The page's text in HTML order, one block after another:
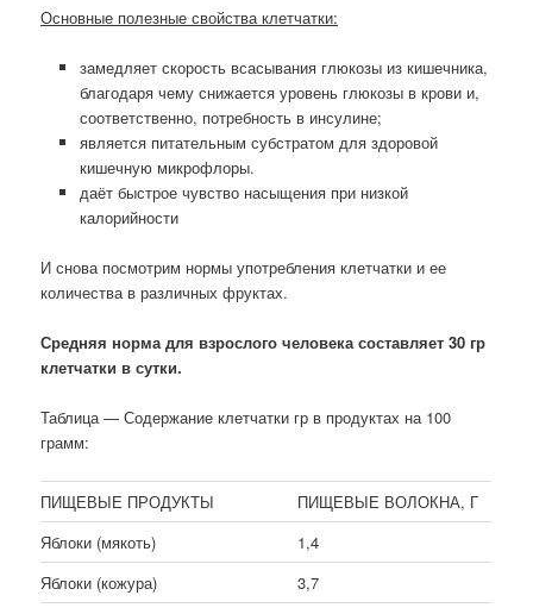
Основные полезные свойства клетчатки:
замедляет скорость всасывания глюкозы из кишечника,
благодаря чему снижается уровень глюкозы в крови и,
соответственно, потребность в инсулине;
является питательным субстратом для здоровой
кишечную микрофлоры.
даёт быстрое чувство насыщения при низкой
калорийности
И снова посмотрим нормы употребления клетчатки и ее
количества в различных фруктах.
Средняя норма для взрослого человека составляет 30 гр
клетчатки в сутки.
Таблица — Содержание клетчатки гр в продуктах на 100
грамм:
ПИЩЕВЫЕ ПРОДУКТЫ
ПИЩЕВЫЕ ВОЛОКНА, Г
Яблоки (мякоть)
1,4
Яблоки (кожура)
3,7